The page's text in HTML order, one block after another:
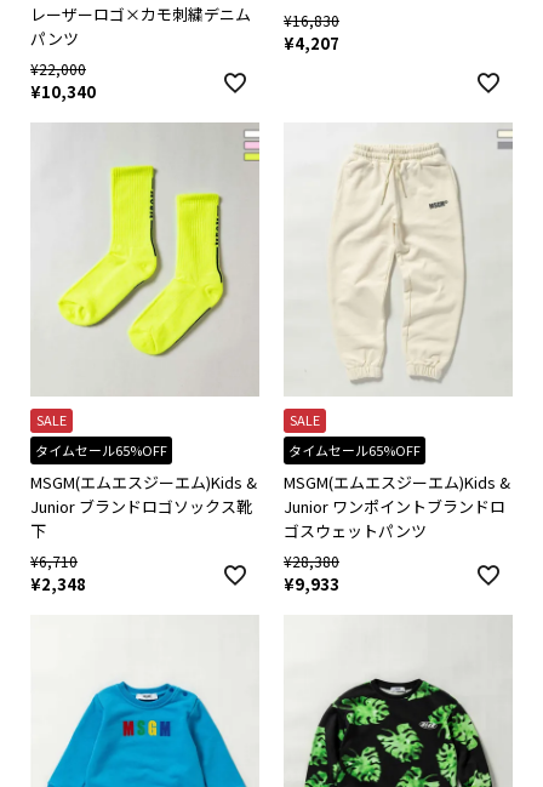
レーザーロゴ×カモ刺繍デニム
パンツ
¥22,000
¥10,340
¥16,830
¥4,207
SALE
タイムセール65%OFF
MSGM(エムエスジーエム)Kids &
Junior ブランドロゴソックス靴
下
¥6,710
¥2,348
SALE
タイムセール65%OFF
MSGM(エムエスジーエム)Kids &
Junior ワンポイントブランドロ
ゴスウェットパンツ
¥28,380
¥9,933